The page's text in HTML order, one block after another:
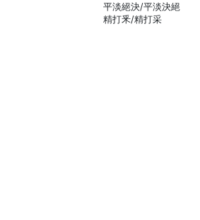
平淡絕決/平淡決絕
精打釆/精打采